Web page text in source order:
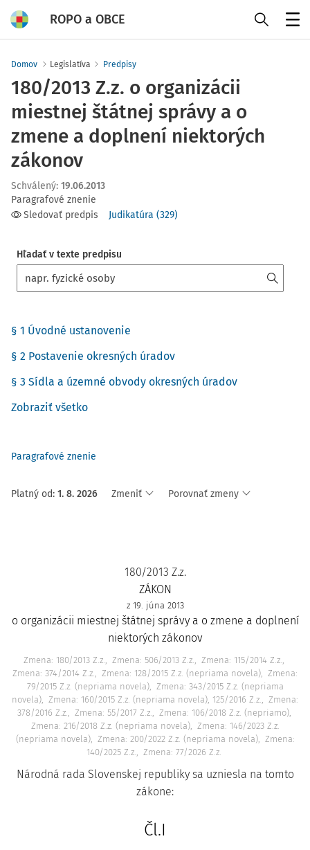
ROPO a OBCE
Domov Legislatíva Predpisy
180/2013 Z.z. o organizácii
miestnej štátnej správy a o
zmene a doplnení niektorých
zákonov
Schválený: 19.06.2013
Paragrafové znenie
Sledovať predpis
Judikatúra (329)
Hľadať v texte predpisu
§ 1 Úvodné ustanovenie
§ 2 Postavenie okresných úradov
§ 3 Sídla a územné obvody okresných úradov
Zobraziť všetko
Paragrafové znenie
Platný od: 1. 8. 2026 Zmeniť Porovnať zmeny
180/2013 Z.z.
ZÁKON
z 19. júna 2013
o organizácii miestnej štátnej správy a o zmene a doplnení
niektorých zákonov
Zmena: 180/2013 Z.z. Zmena: 506/2013 Z.z.
Zmena: 115/2014 Z.z.
Zmena: 374/2014 Z.z.
Zmena: 128/2015 Z.z. (nepriama novela)
Zmena:
79/2015 Z.z. (nepriama novela)
Zmena: 343/2015 Z.z. (nepriama
novela)
Zmena: 160/2015 Z.z. (nepriama novela), 125/2016 Z.z.
Zmena:
378/2016 Z.z.
Zmena: 55/2017 Z.z.
Zmena: 106/2018 Z.z. (nepriamo)
Zmena: 216/2018 Z.z. (nepriama novela)
Zmena: 146/2023 Z.z.
(nepriama novela)
Zmena: 200/2022 Z.z. (nepriama novela)
Zmena:
140/2025 Z.z.
Zmena: 77/2026 Z.z.
Národná rada Slovenskej republiky sa uzniesla na tomto
zákone:
Čl.I